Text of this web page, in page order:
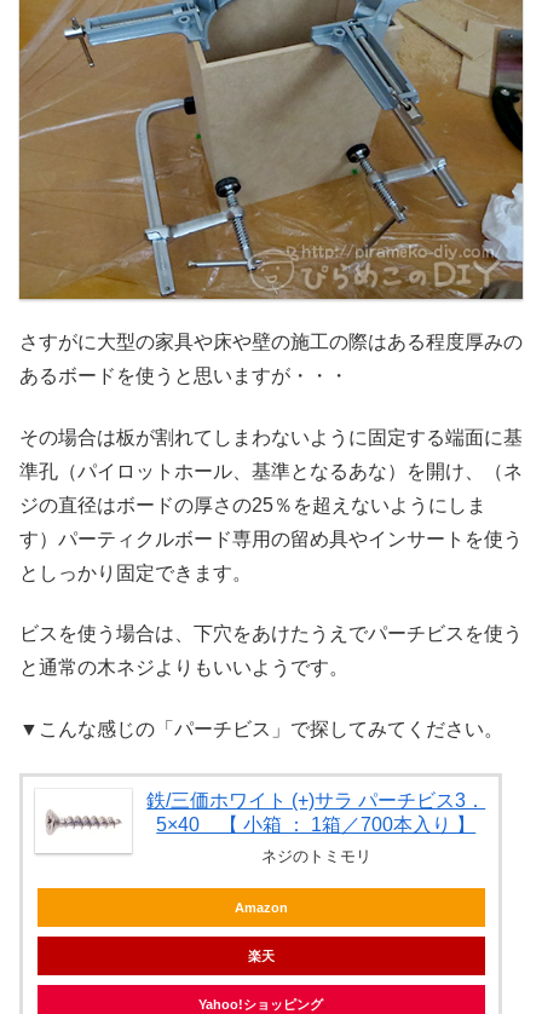
さすがに大型の家具や床や壁の施工の際はある程度厚みの
あるボードを使うと思いますが・・・
その場合は板が割れてしまわないように固定する端面に基
準孔（パイロットホール、基準となるあな）を開け、（ネ
ジの直径はボードの厚さの25％を超えないようにしま
す）パーティクルボード専用の留め具やインサートを使う
としっかり固定できます。
ビスを使う場合は、下穴をあけたうえでパーチビスを使う
と通常の木ネジよりもいいようです。
▼こんな感じの「パーチビス」で探してみてください。
鉄/三価ホワイト (+)サラ パーチビス3．
5×40 【 小箱 ： 1箱／700本入り 】
ネジのトミモリ
Amazon
楽天
Yahoo!ショッピング